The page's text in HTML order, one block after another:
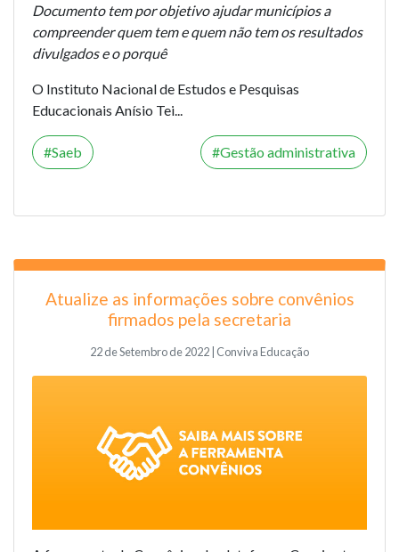
Documento tem por objetivo ajudar municípios a
compreender quem tem e quem não tem os resultados
divulgados e o porquê
O Instituto Nacional de Estudos e Pesquisas
Educacionais Anísio Tei...
Saeb Gestão administrativa
Atualize as informações sobre convênios
firmados pela secretaria
22 de Setembro de 2022 | Conviva Educação